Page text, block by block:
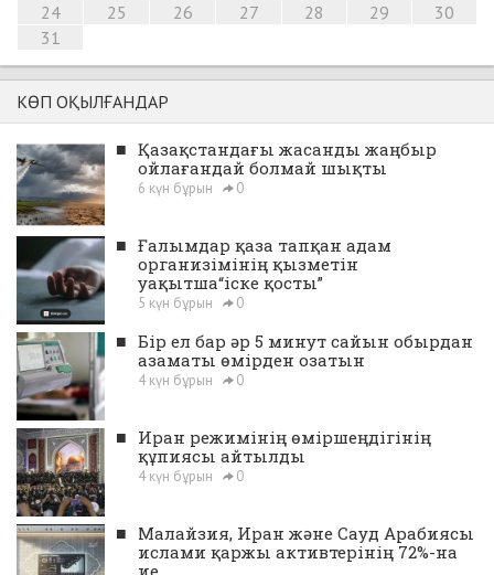
24
25 26 27 28 29
30
31
КӨП ОҚЫЛҒАНДАР
■ Қазақстандағы жасанды жаңбыр
ойлағандай болмай шықты
6 күн бұрын 0
■ Ғалымдар қаза тапқан адам
организімінің қызметін
уақытша“іске қосты”
5 күн бұрын 0
■ Бір ел бар әр 5 минут сайын обырдан
азаматы өмірден озатын
4 күн бұрын 0
■ Иран режимінің өміршеңдігінің
құпиясы айтылды
4 күн бұрын 0
■ Малайзия, Иран және Сауд Арабиясы
ислами қаржы активтерінің 72%-на